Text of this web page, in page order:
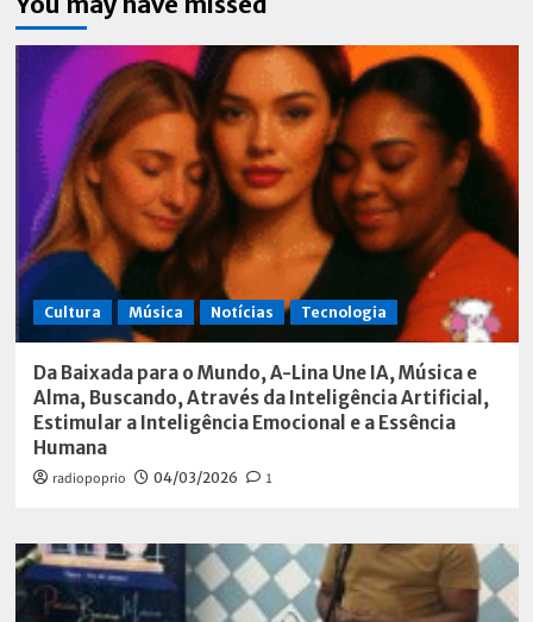
Cultura Música Notícias Tecnologia
Da Baixada para o Mundo, A-Lina Une IA, Música e
Alma, Buscando, Através da Inteligência Artificial,
Estimular a Inteligência Emocional e a Essência
Humana
radiopoprio 04/03/2026 1